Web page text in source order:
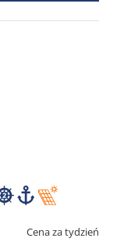
Cena za tydzień